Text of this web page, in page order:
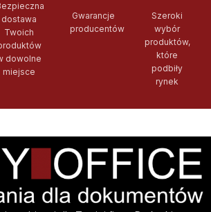
dostawa
Twoich
dowolne
miejsce
Gwarancje
producentów
Szeroki
wybór
produktów,
które
podbiły
rynek